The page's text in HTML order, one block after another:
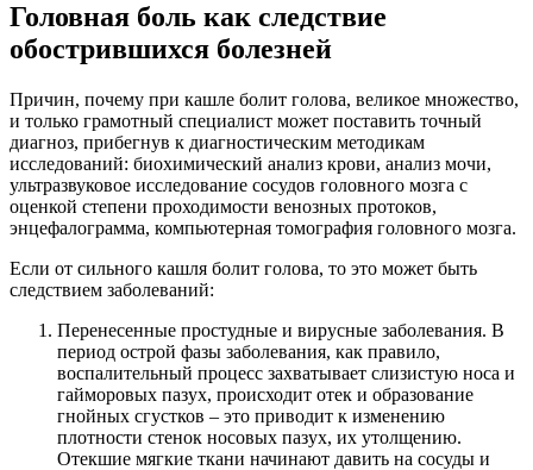
Головная боль как следствие
обострившихся болезней
Причин, почему при кашле болит голова, великое множество,
и только грамотный специалист может поставить точный
диагноз, прибегнув к диагностическим методикам
исследований: биохимический анализ крови, анализ мочи,
ультразвуковое исследование сосудов головного мозга с
оценкой степени проходимости венозных протоков,
энцефалограмма, компьютерная томография головного мозга.
Если от сильного кашля болит голова, то это может быть
следствием заболеваний:
Перенесенные простудные и вирусные заболевания. В
период острой фазы заболевания, как правило,
воспалительный процесс захватывает слизистую носа и
гайморовых пазух, происходит отек и образование
гнойных сгустков – это приводит к изменению
плотности стенок носовых пазух, их утолщению.
Отекшие мягкие ткани начинают давить на сосуды и